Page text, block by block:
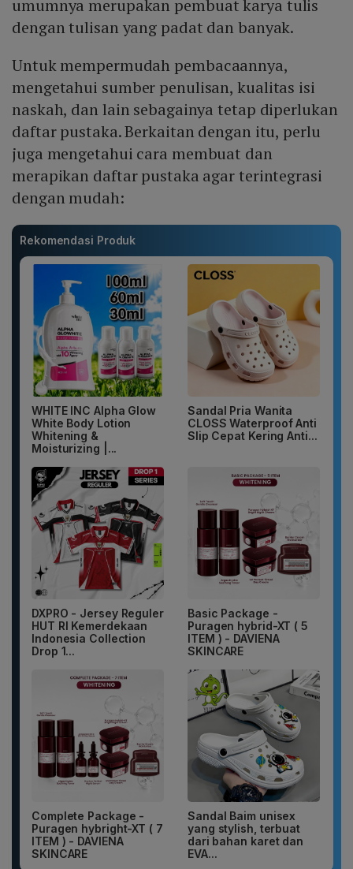
umumnya merupakan pembuat karya tulis
dengan tulisan yang padat dan banyak.
Untuk mempermudah pembacaannya,
mengetahui sumber penulisan, kualitas isi
naskah, dan lain sebagainya tetap diperlukan
daftar pustaka. Berkaitan dengan itu, perlu
juga mengetahui cara membuat dan
merapikan daftar pustaka agar terintegrasi
dengan mudah:
Rekomendasi Produk
WHITE INC Alpha Glow
White Body Lotion
Whitening &
Moisturizing |...
Sandal Pria Wanita
CLOSS Waterproof Anti
Slip Cepat Kering Anti...
DXPRO - Jersey Reguler
HUT RI Kemerdekaan
Indonesia Collection
Drop 1...
Basic Package -
Puragen hybrid-XT ( 5
ITEM ) - DAVIENA
SKINCARE
Complete Package -
Puragen hybright-XT ( 7
ITEM ) - DAVIENA
SKINCARE
Sandal Baim unisex
yang stylish, terbuat
dari bahan karet dan
EVA...